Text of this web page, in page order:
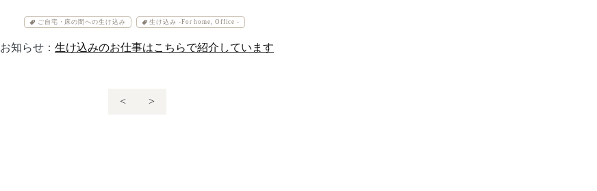
ご自宅・床の間への生け込み 生け込み -For home, Office -
お知らせ： 生け込みのお仕事はこちらで紹介しています
< >